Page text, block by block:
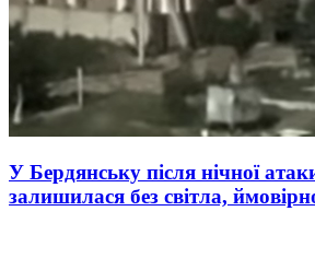
У Бердянську після нічної
залишилася без світла,